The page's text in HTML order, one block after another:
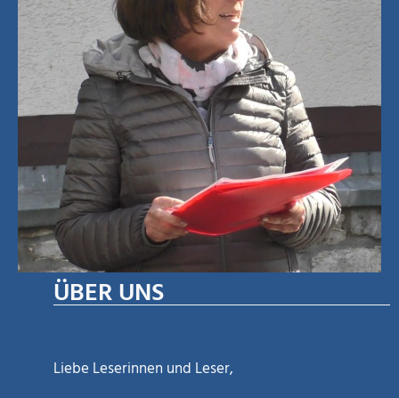
ÜBER UNS
Liebe Leserinnen und Leser,